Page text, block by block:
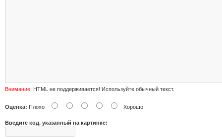
Внимание: HTML не поддерживается! Используйте обычный текст.
Оценка: Плохо Хорошо
Введите код, указанный на картинке: